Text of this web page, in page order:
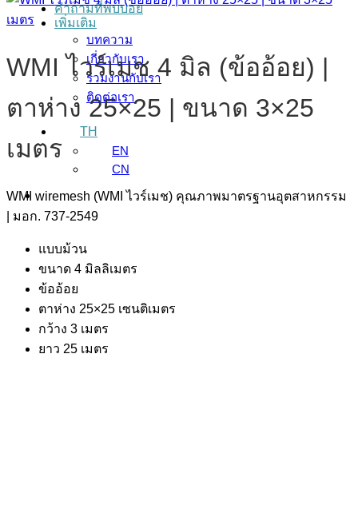
คำถามที่พบบ่อย
เพิ่มเติม
บทความ
เกี่ยวกับเรา
ร่วมงานกับเรา
ติดต่อเรา
TH
EN
CN
WMI ไวร์เมช 4 มิล (ข้ออ้อย) |
ตาห่าง 25×25 | ขนาด 3×25
เมตร
WMI wiremesh (WMI ไวร์เมช) คุณภาพมาตรฐานอุตสาหกรรม
| มอก. 737-2549
แบบม้วน
ขนาด 4 มิลลิเมตร
ข้ออ้อย
ตาห่าง 25×25 เซนติเมตร
กว้าง 3 เมตร
ยาว 25 เมตร